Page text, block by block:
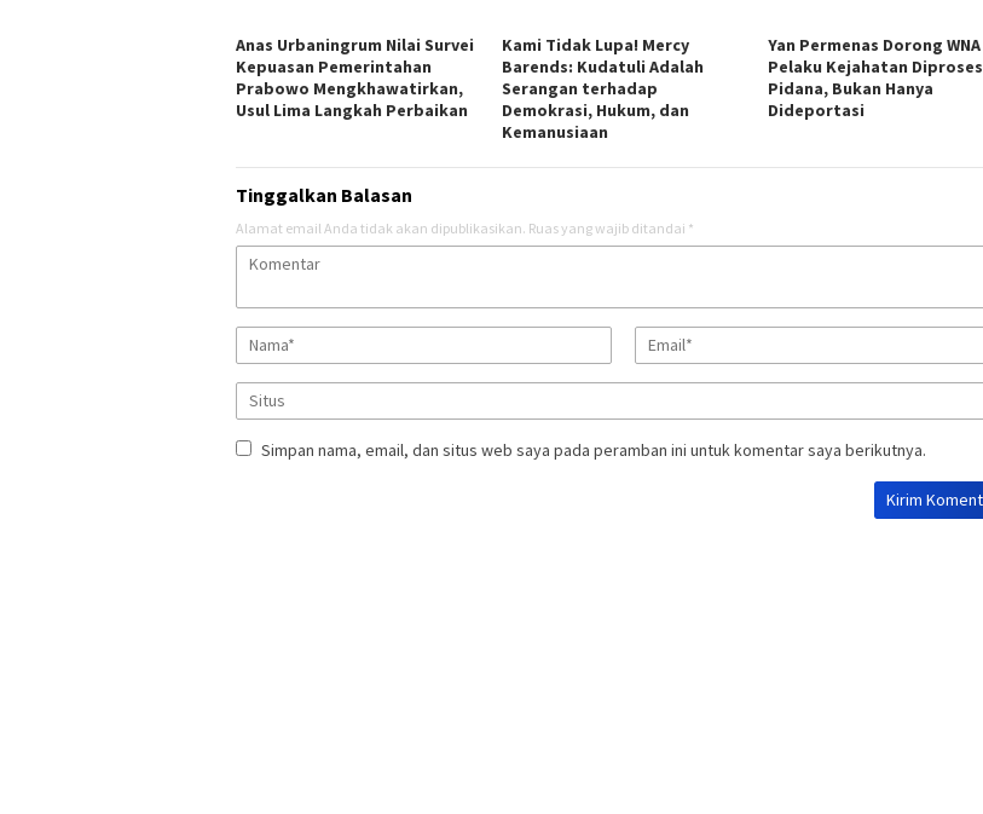
Anas Urbaningrum Nilai Survei
Kepuasan Pemerintahan
Prabowo Mengkhawatirkan,
Usul Lima Langkah Perbaikan
Kami Tidak Lupa! Mercy
Barends: Kudatuli Adalah
Serangan terhadap
Demokrasi, Hukum, dan
Kemanusiaan
Yan Permenas Dorong WNA
Pelaku Kejahatan Diproses
Pidana, Bukan Hanya
Dideportasi
Tinggalkan Balasan
Alamat email Anda tidak akan dipublikasikan. Ruas yang wajib ditandai *
Simpan nama, email, dan situs web saya pada peramban ini untuk komentar saya berikutnya.